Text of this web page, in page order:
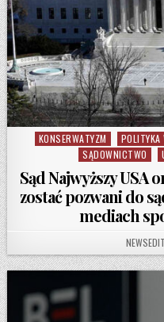
Posted in
KONSERWATYZM POLITYKA
SĄDOWNICTWO
Sąd Najwyższy USA
zostać pozwani do
mediach
AUTHOR:
NEWSEDIT